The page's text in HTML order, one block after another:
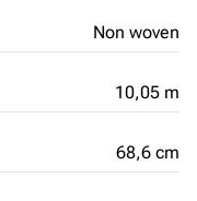
Non woven
10,05 m
68,6 cm